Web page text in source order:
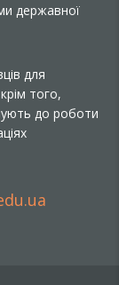
державної
для
того,
до роботи